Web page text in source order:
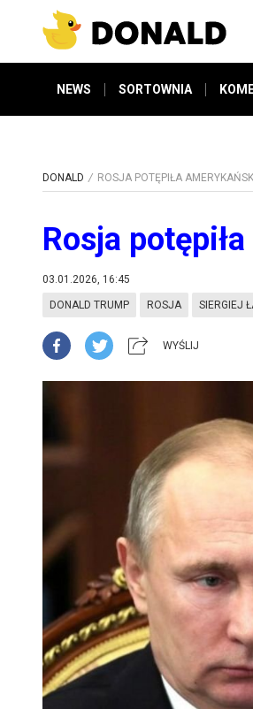
NEWS SORTOWNIA
DONALD ROSJA POTĘPIŁA
Rosja
03.01.2026, 16:45
DONALD TRUMP ROSJA SIERGIEJ
WYŚLIJ